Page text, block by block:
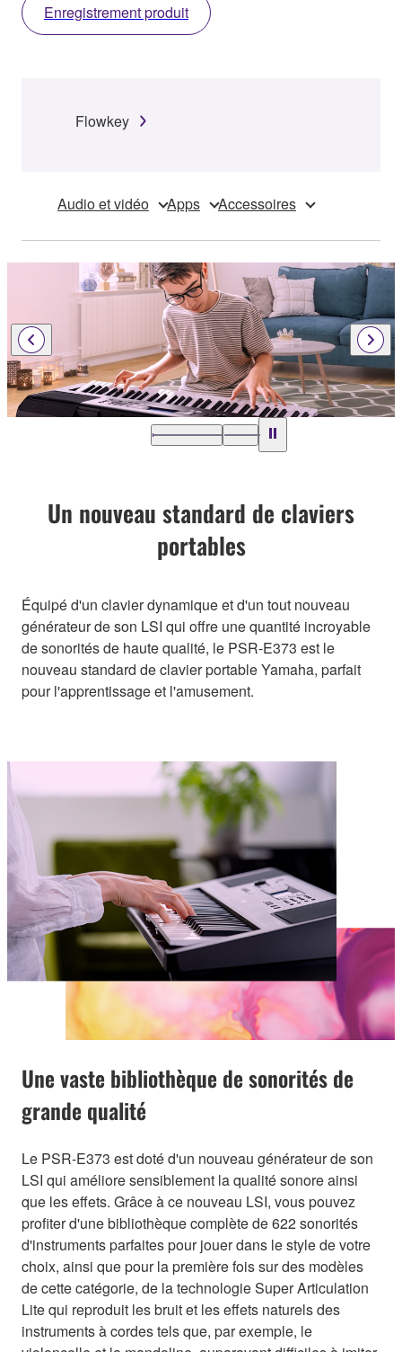
Enregistrement produit
Flowkey
Audio et vidéo Apps Accessoires
Un nouveau standard de claviers
portables
Équipé d'un clavier dynamique et d'un tout nouveau
générateur de son LSI qui offre une quantité incroyable
de sonorités de haute qualité, le PSR-E373 est le
nouveau standard de clavier portable Yamaha, parfait
pour l'apprentissage et l'amusement.
Une vaste bibliothèque de sonorités de
grande qualité
Le PSR-E373 est doté d'un nouveau générateur de son
LSI qui améliore sensiblement la qualité sonore ainsi
que les effets. Grâce à ce nouveau LSI, vous pouvez
profiter d'une bibliothèque complète de 622 sonorités
d'instruments parfaites pour jouer dans le style de votre
choix, ainsi que pour la première fois sur des modèles
de cette catégorie, de la technologie Super Articulation
Lite qui reproduit les bruit et les effets naturels des
instruments à cordes tels que, par exemple, le